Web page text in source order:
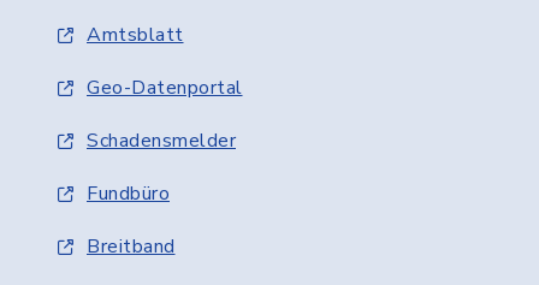
Amtsblatt
Geo-Datenportal
Schadensmelder
Fundbüro
Breitband